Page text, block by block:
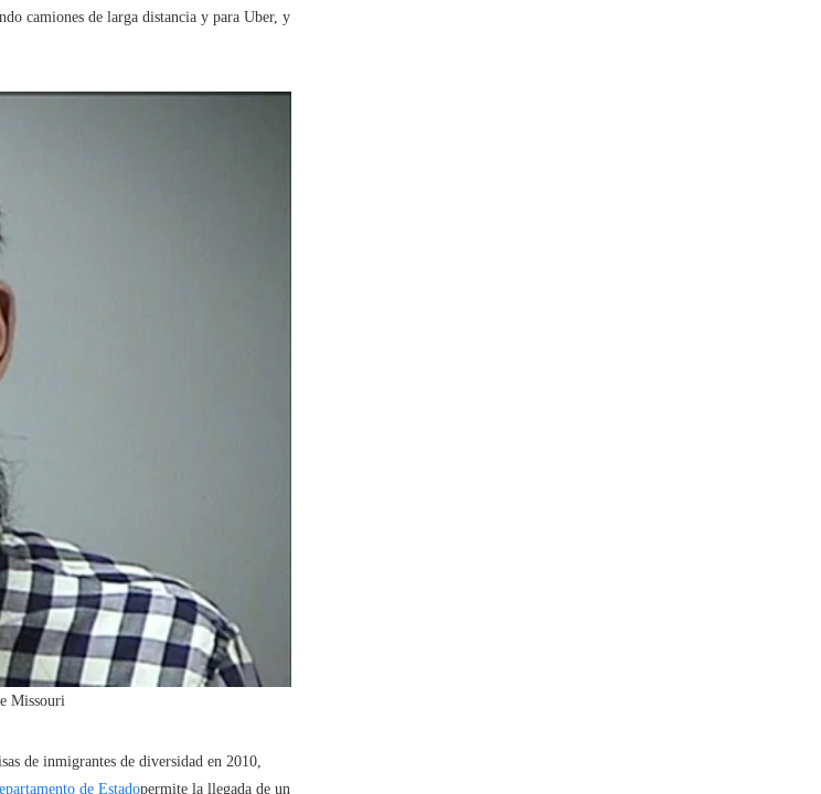
camiones de larga distancia y para Uber, y
Missouri
de inmigrantes de diversidad en 2010,
de Estadopermite la llegada de un